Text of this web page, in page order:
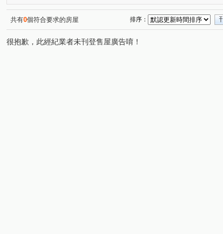
樟樹一路(2) 中華街(2) 新台五路一段(1) 汐萬路一段(4)
水源路二段(1) 汐萬路二段(1) 明峰街(1)
復興路(1) 樟樹二路(1) 忠孝東路(3) 建成路(2)
連興
鄉長路一段(1) 水源路一段(2)
共有0個符合要求的房屋 排序：
很抱歉，此經紀業者未刊登售屋廣告唷！